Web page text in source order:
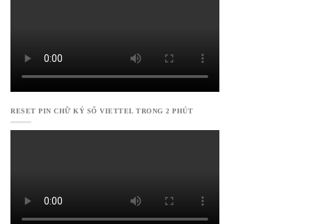
RESET PIN CHỮ KÝ SỐ VIETTEL TRONG 2 PHÚT